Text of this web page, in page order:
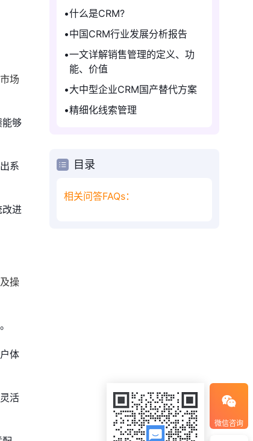
场
能够
系
改进
操
体
活
什么是CRM?
中国CRM行业发展分析报告
一文详解销售管理的定义、功
能、价值
大中型企业CRM国产替代方案
精细化线索管理
目录
相关问答FAQs：
微信咨询